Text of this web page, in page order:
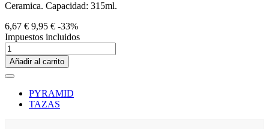
Ceramica. Capacidad: 315ml.
6,67 € 9,95 € -33%
Impuestos incluidos
Añadir al carrito
PYRAMID
TAZAS